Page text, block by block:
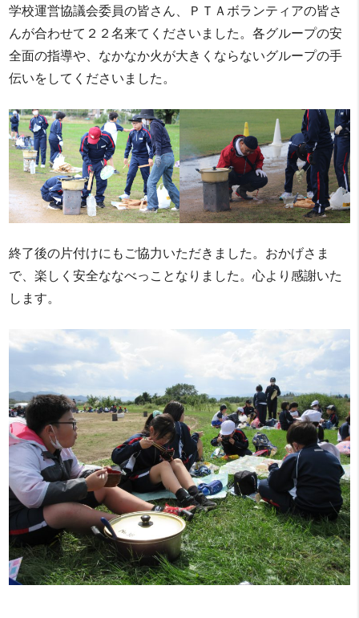
学校運営協議会委員の皆さん、ＰＴＡボランティアの皆さ
んが合わせて２２名来てくださいました。各グループの安
全面の指導や、なかなか火が大きくならないグループの手
伝いをしてくださいました。
終了後の片付けにもご協力いただきました。おかげさま
で、楽しく安全ななべっことなりました。心より感謝いた
します。